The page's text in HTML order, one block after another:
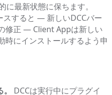
最新状態に保ちます。
すると — 新しいDCCバー
修正 — Client Appは新しい
時にインストールするよう申
DCCは実行中にプラグイ